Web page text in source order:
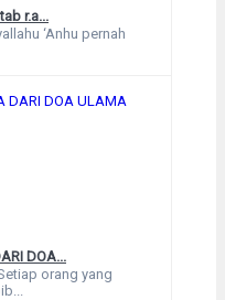
r.a...
‘Anhu pernah
DOA...
orang yang